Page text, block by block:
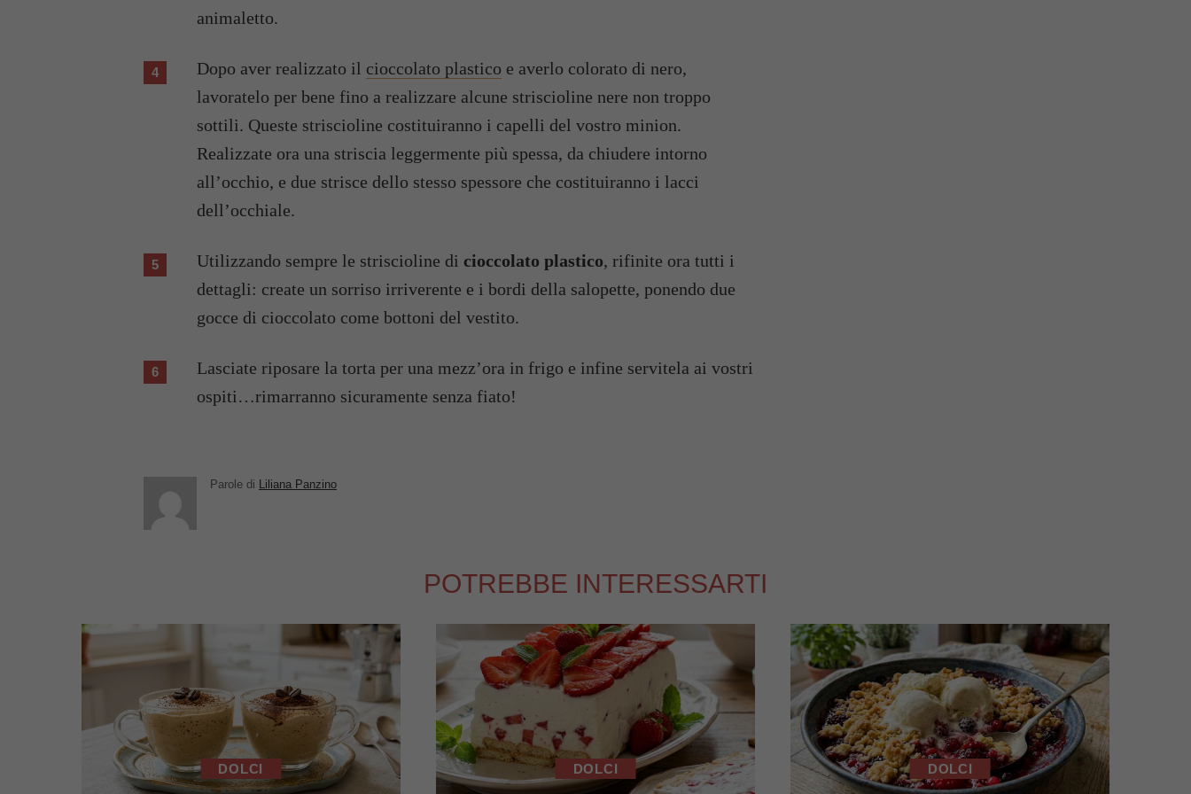
animaletto.
Dopo aver realizzato il cioccolato plastico e averlo colorato di nero,
lavoratelo per bene fino a realizzare alcune striscioline nere non troppo
sottili. Queste striscioline costituiranno i capelli del vostro minion.
Realizzate ora una striscia leggermente più spessa, da chiudere intorno
all’occhio, e due strisce dello stesso spessore che costituiranno i lacci
dell’occhiale.
Utilizzando sempre le striscioline di cioccolato plastico, rifinite ora tutti i
dettagli: create un sorriso irriverente e i bordi della salopette, ponendo due
gocce di cioccolato come bottoni del vestito.
Lasciate riposare la torta per una mezz’ora in frigo e infine servitela ai vostri
ospiti…rimarranno sicuramente senza fiato!
Parole di Liliana Panzino
POTREBBE INTERESSARTI
DOLCI DOLCI DOLCI